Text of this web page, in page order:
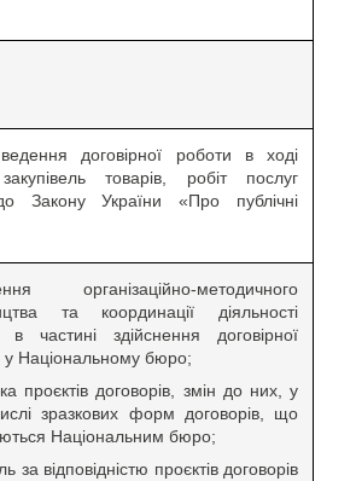
ведення договірної роботи в ході
товарів, робіт послуг
Закону України «Про публічні
організаційно-методичного
та координації діяльності
в частині здійснення договірної
у Національному бюро;
проєктів договорів, змін до них, у
зразкових форм договорів, що
Національним бюро;
за відповідністю проєктів договорів